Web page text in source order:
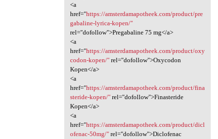
<a
href="https://amsterdamapotheek.com/product/pre
gabaline-lyrica-kopen/"
rel="dofollow">Pregabaline 75 mg</a>
<a
href="https://amsterdamapotheek.com/product/oxy
codon-kopen/"rel="dofollow">Oxycodon
Kopen</a>
<a
href="https://amsterdamapotheek.com/product/fina
steride-kopen/"rel="dofollow">Finasteride
Kopen</a>
<a
href="https://amsterdamapotheek.com/product/dicl
ofenac-50mg/"rel="dofollow">Diclofenac